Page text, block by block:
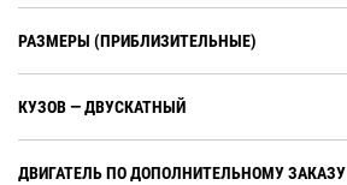
РАЗМЕРЫ (ПРИБЛИЗИТЕЛЬНЫЕ)
КУЗОВ — ДВУСКАТНЫЙ
ДВИГАТЕЛЬ ПО ДОПОЛНИТЕЛЬНОМУ ЗАКАЗУ